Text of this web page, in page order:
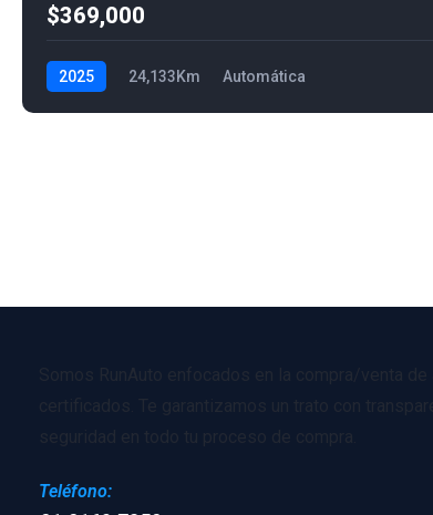
$369,000
2025 24,133Km Automática
Teléfono: